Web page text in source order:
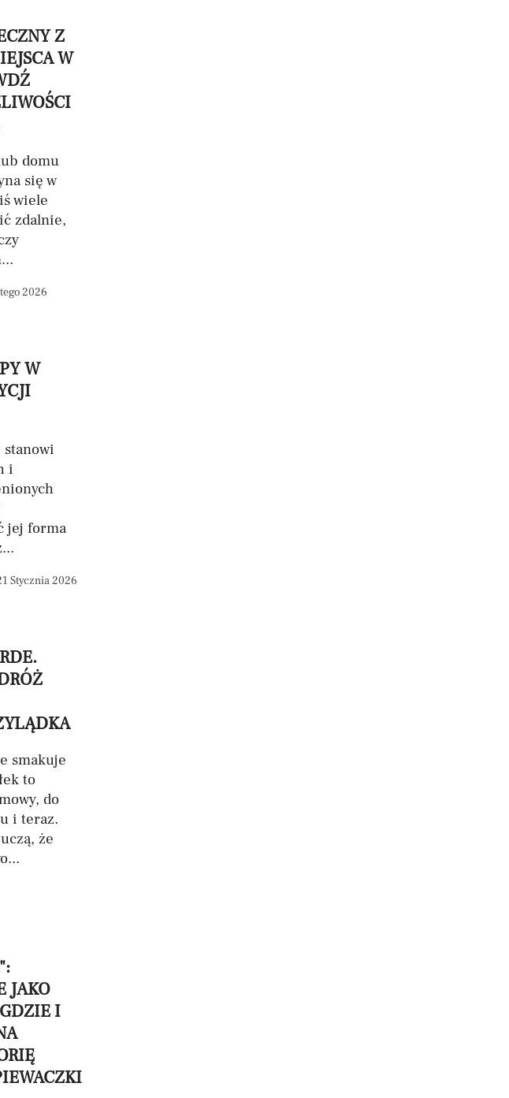
Z
W
domu
się w
wiele
zdalnie,
2026
W
i
jej forma
Stycznia 2026
smakuje
to
do
i teraz.
że
JAKO
I